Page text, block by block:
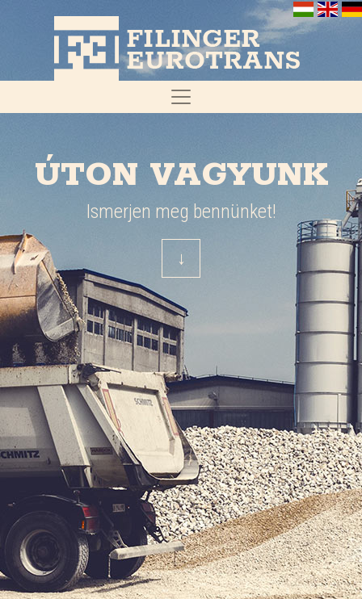
ÚTON VAGYUNK
Ismerjen meg bennünket!